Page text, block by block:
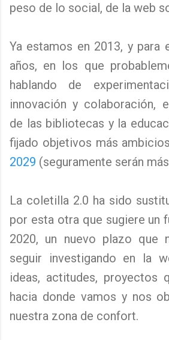
peso de lo social, de la web
Ya estamos en 2013, y para
años, en los que
hablando de
innovación y colaboración,
de las bibliotecas y la
fijado objetivos más
2029 (seguramente serán
La coletilla 2.0 ha sido
por esta otra que sugiere un
2020, un nuevo plazo que
seguir investigando en la
ideas, actitudes, proyectos
hacia donde vamos y nos
nuestra zona de confort.